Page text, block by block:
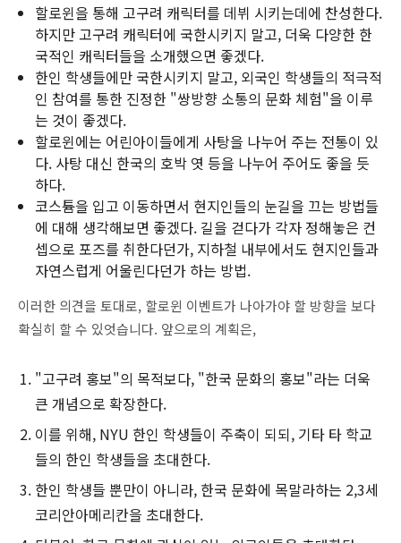
할로윈을 통해 고구려 캐릭터를 데뷔 시키는데에 찬성한다.
하지만 고구려 캐릭터에 국한시키지 말고, 더욱 다양한 한
국적인 캐릭터들을 소개했으면 좋겠다.
한인 학생들에만 국한시키지 말고, 외국인 학생들의 적극적
인 참여를 통한 진정한 "쌍방향 소통의 문화 체험"을 이루
는 것이 좋겠다.
할로윈에는 어린아이들에게 사탕을 나누어 주는 전통이 있
다. 사탕 대신 한국의 호박 엿 등을 나누어 주어도 좋을 듯
하다.
코스튬을 입고 이동하면서 현지인들의 눈길을 끄는 방법들
에 대해 생각해보면 좋겠다. 길을 걷다가 각자 정해놓은 컨
셉으로 포즈를 취한다던가, 지하철 내부에서도 현지인들과
자연스럽게 어울린다던가 하는 방법.
이러한 의견을 토대로, 할로윈 이벤트가 나아가야 할 방향을 보다
확실히 할 수 있엇습니다. 앞으로의 계획은,
"고구려 홍보"의 목적보다, "한국 문화의 홍보"라는 더욱
큰 개념으로 확장한다.
이를 위해, NYU 한인 학생들이 주축이 되되, 기타 타 학교
들의 한인 학생들을 초대한다.
한인 학생들 뿐만이 아니라, 한국 문화에 목말라하는 2,3세
코리안아메리칸을 초대한다.